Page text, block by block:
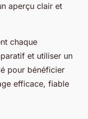
aperçu clair et
chaque
et utiliser un
pour bénéficier
efficace, fiable